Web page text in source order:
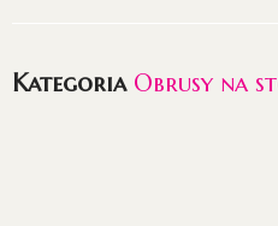
Kategoria Obrusy na